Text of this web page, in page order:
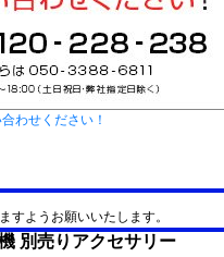
わせください！
すようお願いいたします。
別売りアクセサリー